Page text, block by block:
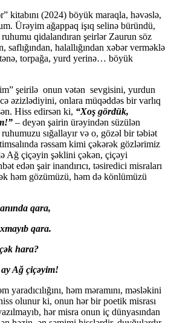
kitabını (2024) böyük maraqla, həvəslə,
Ürəyim ağappaq işıq selinə büründü,
qidalandıran şeirlər Zaurun söz
saflığından, halallığından xəbər verməklə
torpağa, yurd yerinə… böyük
şeirilə onun vətən sevgisini, yurdun
əzizlədiyini, onlara müqəddəs bir varlıq
Hiss edirsən ki, “Xoş gördük,
– deyən şairin ürəyindən süzülən
sığallayır və o, gözəl bir təbiət
rəssam kimi çəkərək gözlərimiz
Ağ çiçəyin şəklini çəkən, çiçəyi
edən şair inandırıcı, təsiredici misraları
həm gözümüzü, həm də könlümüzü
qara,
qara.
hara?
Ağ çiçəyim!
yaradıcılığını, həm məramını, məsləkini
olunur ki, onun hər bir poetik misrası
hər misra onun iç dünyasından